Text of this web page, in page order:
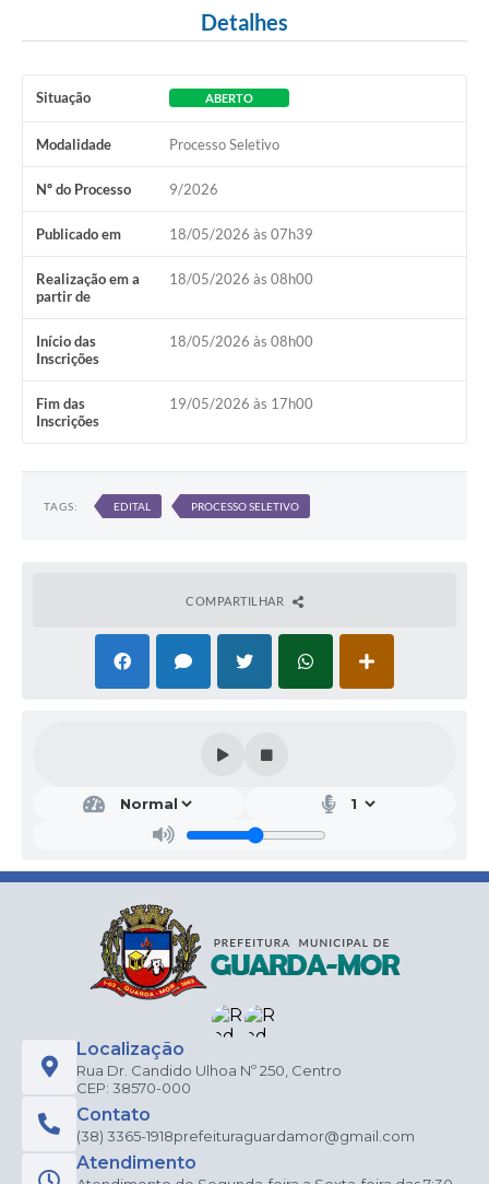
Detalhes
Situação ABERTO
Modalidade Processo Seletivo
Nº do Processo 9/2026
Publicado em 18/05/2026 às 07h39
Realização em a
partir de
18/05/2026 às 08h00
Início das
Inscrições
18/05/2026 às 08h00
Fim das
Inscrições
19/05/2026 às 17h00
TAGS: EDITAL PROCESSO SELETIVO
COMPARTILHAR
Localização
Rua Dr. Candido Ulhoa Nº 250, Centro
CEP: 38570-000
Contato
(38) 3365-1918prefeituraguardamor@gmail.com
Atendimento